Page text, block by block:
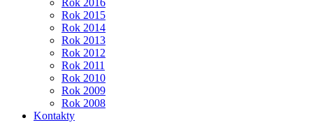
Rok 2015
Rok 2014
Rok 2013
Rok 2012
Rok 2011
Rok 2010
Rok 2009
Rok 2008
Kontakty